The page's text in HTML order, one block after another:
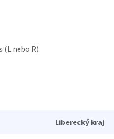
(L nebo R)
Liberecký kraj